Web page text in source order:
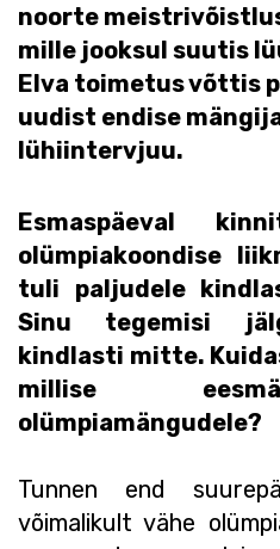
noorte
mille jooksul suutis
Elva toimetus võttis
uudist endise
lühiintervjuu.
Esmaspäeval
olümpiakoondise
tuli paljudele
Sinu tegemisi
kindlasti mitte.
millise
olümpiamängudele?
Tunnen end
võimalikult vähe